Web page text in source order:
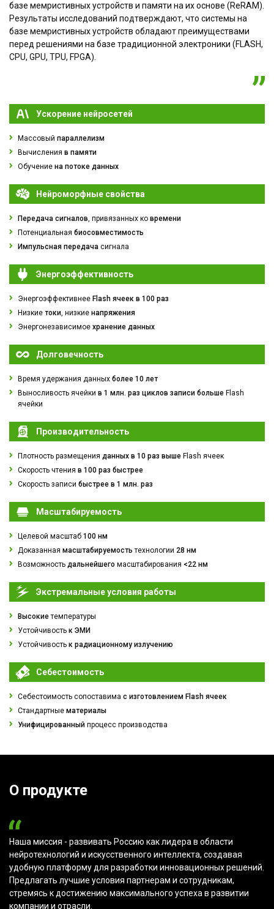
базе мемристивных устройств и памяти на их основе (ReRAM).
Результаты исследований подтверждают, что системы на
базе мемристивных устройств обладают преимуществами
перед решениями на базе традиционной электроники (FLASH,
CPU, GPU, TPU, FPGA).
Ускорение нейросетей
Массовый параллелизм
Вычисления в памяти
Обучение на потоке данных
Нейроморфные свойства
Передача сигналов, привязанных ко времени
Потенциальная биосовместимость
Импульсная передача сигнала
Энергоэффективность
Энергоэффективнее Flash ячеек в 100 раз
Низкие токи, низкие напряжения
Энергонезависимое хранение данных
Долговечность
Время удержания данных более 10 лет
Выносливость ячейки в 1 млн. раз циклов записи больше Flash
ячейки
Производительность
Плотность размещения данных в 10 раз выше Flash ячеек
Скорость чтения в 100 раз быстрее
Скорость записи быстрее в 1 млн. раз
Масштабируемость
Целевой масштаб 100 нм
Доказанная масштабируемость технологии 28 нм
Возможность дальнейшего масштабирования <22 нм
Экстремальные условия работы
Высокиетемпературы
Устойчивость к ЭМИ
Устойчивость к радиационному излучению
Себестоимость
Себестоимость сопоставима с изготовлением Flash ячеек
Стандартные материалы
Унифицированный процесс производства
О продукте
Наша миссия - развивать Россию как лидера в области
нейротехнологий и искусственного интеллекта, создавая
удобную платформу для разработки инновационных решений.
Предлагать лучшие условия партнерам и сотрудникам,
стремясь к достижению максимального успеха в развитии
компании и отрасли.